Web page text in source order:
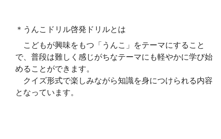
＊うんこドリル啓発ドリルとは
こどもが興味をもつ「うんこ」をテーマにすること
で、普段は難しく感じがちなテーマにも軽やかに学び始
めることができます。
クイズ形式で楽しみながら知識を身につけられる内容
となっています。